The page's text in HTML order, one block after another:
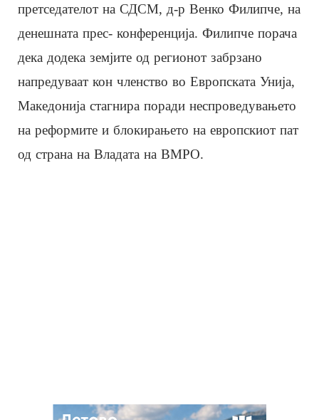
претседателот на СДСМ, д-р Венко Филипче, на
денешната прес- конференција. Филипче порача
дека додека земјите од регионот забрзано
напредуваат кон членство во Европската Унија,
Македонија стагнира поради неспроведувањето
на реформите и блокирањето на европскиот пат
од страна на Владата на ВМРО.